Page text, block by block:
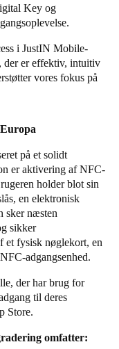
Key og
i JustIN Mobile-
der er effektiv, intuitiv
vores fokus på
på et solidt
er aktivering af NFC-
holder blot sin
en elektronisk
sker næsten
sikker
et fysisk nøglekort, en
adgangsenhed.
der har brug for
til deres
Store.
omfatter: